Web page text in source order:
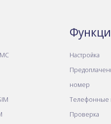
Настройка
номер
Телефонные
Проверка